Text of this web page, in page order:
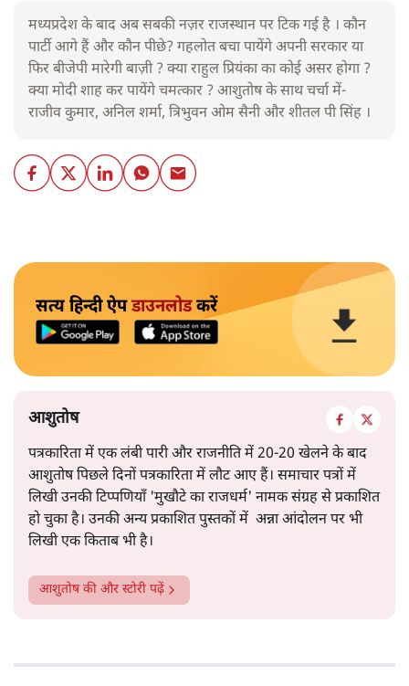
मध्यप्रदेश के बाद अब सबकी नज़र राजस्थान पर टिक गई है । कौन
पार्टी आगे हैं और कौन पीछे? गहलोत बचा पायेंगे अपनी सरकार या
फिर बीजेपी मारेगी बाज़ी ? क्या राहुल प्रियंका का कोई असर होगा ?
क्या मोदी शाह कर पायेंगे चमत्कार ? आशुतोष के साथ चर्चा में-
राजीव कुमार, अनिल शर्मा, त्रिभुवन ओम सैनी और शीतल पी सिंह ।
सत्य हिन्दी ऐपडाउनलोडकरें
आशुतोष
पत्रकारिता में एक लंबी पारी और राजनीति में 20-20 खेलने के बाद
आशुतोष पिछले दिनों पत्रकारिता में लौट आए हैं। समाचार पत्रों में
लिखी उनकी टिप्पणियाँ 'मुखौटे का राजधर्म' नामक संग्रह से प्रकाशित
हो चुका है। उनकी अन्य प्रकाशित पुस्तकों में अन्ना आंदोलन पर भी
लिखी एक किताब भी है।
आशुतोषकी और स्टोरी पढ़ें